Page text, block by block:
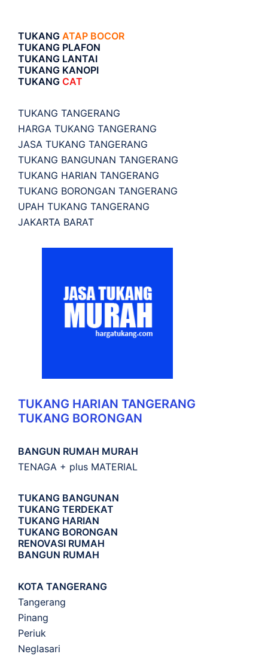
TUKANG ATAP BOCOR
TUKANG PLAFON
TUKANG LANTAI
TUKANG KANOPI
TUKANG CAT
TUKANG TANGERANG
HARGA TUKANG TANGERANG
JASA TUKANG TANGERANG
TUKANG BANGUNAN TANGERANG
TUKANG HARIAN TANGERANG
TUKANG BORONGAN TANGERANG
UPAH TUKANG TANGERANG
JAKARTA BARAT
TUKANG HARIAN TANGERANG
TUKANG BORONGAN
BANGUN RUMAH MURAH
TENAGA + plus MATERIAL
TUKANG BANGUNAN
TUKANG TERDEKAT
TUKANG HARIAN
TUKANG BORONGAN
RENOVASI RUMAH
BANGUN RUMAH
KOTA TANGERANG
Tangerang
Pinang
Periuk
Neglasari